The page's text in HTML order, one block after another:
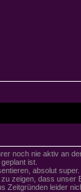
noch nie aktiv an
ist.
absolut
zeigen, dass unser
Zeitgründen leider